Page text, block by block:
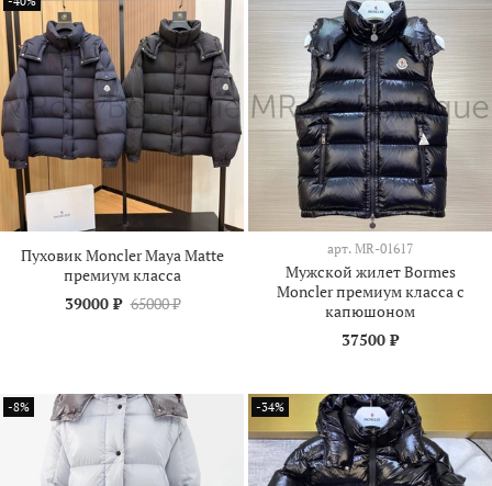
Пуховик Moncler Maya Matte
премиум класса
39000 ₽ 65000 ₽
арт. MR-01617
Мужской жилет Bormes
Moncler премиум класса с
капюшоном
37500 ₽
-8% -34%